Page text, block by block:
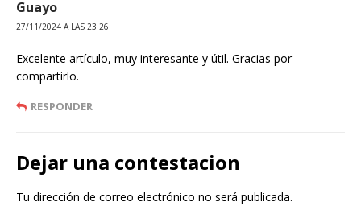
Guayo
27/11/2024 A LAS 23:26
Excelente artículo, muy interesante y útil. Gracias por
compartirlo.
RESPONDER
Dejar una contestacion
Tu dirección de correo electrónico no será publicada.